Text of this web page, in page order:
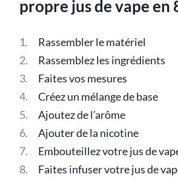
propre jus de vape en
Rassembler le matériel
Rassemblez les ingrédients
Faites vos mesures
Créez un mélange de base
Ajoutez de l’arôme
Ajouter de la nicotine
Embouteillez votre jus de
Faites infuser votre jus de